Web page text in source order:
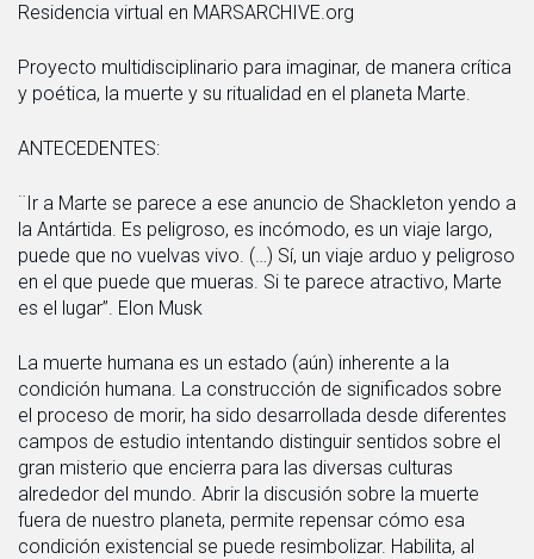
Residencia virtual en MARSARCHIVE.org
Proyecto multidisciplinario para imaginar, de manera crítica
y poética, la muerte y su ritualidad en el planeta Marte.
ANTECEDENTES:
¨Ir a Marte se parece a ese anuncio de Shackleton yendo a
la Antártida. Es peligroso, es incómodo, es un viaje largo,
puede que no vuelvas vivo. (…) Sí, un viaje arduo y peligroso
en el que puede que mueras. Si te parece atractivo, Marte
es el lugar”. Elon Musk
La muerte humana es un estado (aún) inherente a la
condición humana. La construcción de significados sobre
el proceso de morir, ha sido desarrollada desde diferentes
campos de estudio intentando distinguir sentidos sobre el
gran misterio que encierra para las diversas culturas
alrededor del mundo. Abrir la discusión sobre la muerte
fuera de nuestro planeta, permite repensar cómo esa
condición existencial se puede resimbolizar. Habilita, al